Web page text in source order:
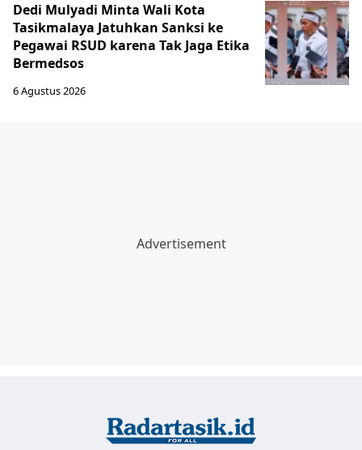
Dedi Mulyadi Minta Wali Kota
Tasikmalaya Jatuhkan Sanksi ke
Pegawai RSUD karena Tak Jaga Etika
Bermedsos
6 Agustus 2026